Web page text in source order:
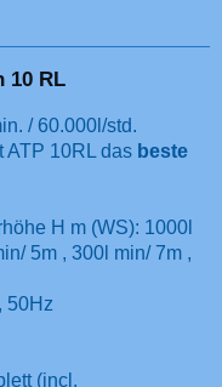
10 RL
/ 60.000l/std.
ATP 10RL das beste
H m (WS): 1000l
5m , 300l min/ 7m ,
50Hz
(incl.